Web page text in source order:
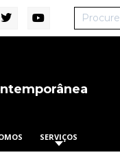
SERVIÇOS